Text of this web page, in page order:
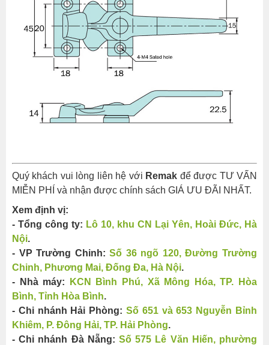
Quý khách vui lòng liên hệ với Remak để được TƯ VẤN
MIỄN PHÍ và nhận được chính sách GIÁ ƯU ĐÃI NHẤT.
Xem định vị:
- Tổng công ty: Lô 10, khu CN Lại Yên, Hoài Đức, Hà
Nội.
- VP Trường Chinh:Số 36 ngõ 120, Đường Trường
Chinh, Phương Mai, Đống Đa, Hà Nội​​.
- Nhà máy:
KCN Bình Phú, Xã Mông Hóa, TP. Hòa
Bình, Tỉnh Hòa Bình.
- Chi nhánh Hải Phòng: Số 651 và 653 Nguyễn Bỉnh
Khiêm, P. Đông Hải, TP. Hải Phòng.
- Chi nhánh Đà Nẵng: Số 575 Lê Văn Hiến, phường